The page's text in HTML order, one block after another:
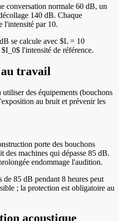
conversation normale 60 dB, un
140 dB. Chaque
l'intensité par 10.
se calcule avec $L = 10
l'intensité de référence.
travail
des équipements (bouchons
au bruit et prévenir les
porte des bouchons
des machines qui dépasse 85 dB.
endommage l'audition.
de 85 dB pendant 8 heures peut
; la protection est obligatoire au
acoustique